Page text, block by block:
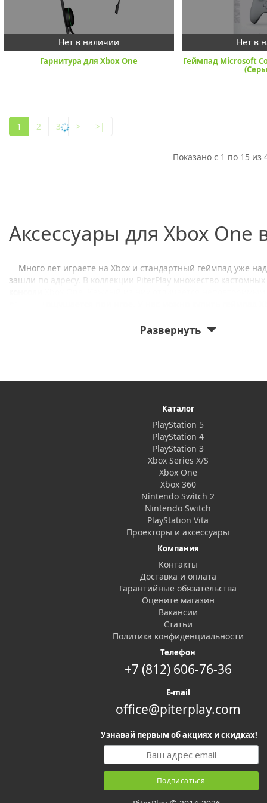
Гарнитура для Xbox One Геймпад Microsoft
1 2 3 > >|
Показано с 1 по 15 из
Аксессуары для Xbox One
Много лет играете на Xbox и стандартный геймпад уже
зашли по адресу. В коллекции PiterPlay множество
приобрести и классический чёрный или белый
Кроме того, мы предлагаем купить красочные наклейки для
заставит вас прыгать, бегать и активно жестикулировать.
инновационной системы с двойной камерой, приставка
играющего в неё человека и с высокой точностью передаёт
благодаря чему вы буквально становитесь частью
PiterPlay можно купить Kinect по низким ценам и
игровым опытом Xbox One. А если вы хотите сэкономить
можете купить Kinect б/у. Мы проверяем каждый
приходящий в наш магазин, и гарантируем его качество.
хуже нового и исправно выполняет все свои функции.
Помимо этого мы предлагаем купить кабели (HDMI,
One, блок питания, наборы аккумуляторов и другие
Вы можете легко купить аксессуары для Xbox One
606-7636
Развернуть
Каталог
PlayStation 5
PlayStation 4
PlayStation 3
Xbox Series X/S
Xbox One
Xbox 360
Nintendo Switch 2
Nintendo Switch
PlayStation Vita
Проекторы и аксессуары
Компания
Контакты
Доставка и оплата
Гарантийные обязательства
Оцените магазин
Вакансии
Статьи
Политика конфиденциальности
Телефон
+7 (812) 606-76-36
E-mail
office@piterplay.com
Узнавай первым об акциях и скидках!